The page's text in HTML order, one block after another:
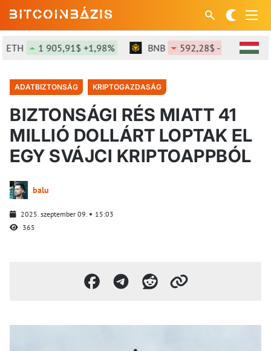
1 905,91$ +1,98% BNB 592,28$ -1,21%
ADATBIZTONSÁG KRIPTOGAZDASÁG
BIZTONSÁGI RÉS MIATT 41
MILLIÓ DOLLÁRT LOPTAK EL
EGY SVÁJCI KRIPTOAPPBÓL
balu
2025. szeptember 09.
15:03
365